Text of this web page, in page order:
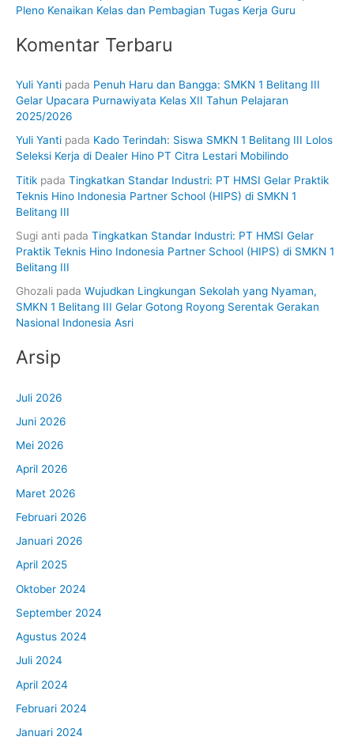
Pleno Kenaikan Kelas dan Pembagian Tugas Kerja Guru
Komentar Terbaru
Yuli Yanti pada Penuh Haru dan Bangga: SMKN 1 Belitang III
Gelar Upacara Purnawiyata Kelas XII Tahun Pelajaran
2025/2026
Yuli Yanti pada Kado Terindah: Siswa SMKN 1 Belitang III Lolos
Seleksi Kerja di Dealer Hino PT Citra Lestari Mobilindo
Titik pada Tingkatkan Standar Industri: PT HMSI Gelar Praktik
Teknis Hino Indonesia Partner School (HIPS) di SMKN 1
Belitang III
Sugi anti pada Tingkatkan Standar Industri: PT HMSI Gelar
Praktik Teknis Hino Indonesia Partner School (HIPS) di SMKN 1
Belitang III
Ghozali pada Wujudkan Lingkungan Sekolah yang Nyaman,
SMKN 1 Belitang III Gelar Gotong Royong Serentak Gerakan
Nasional Indonesia Asri
Arsip
Juli 2026
Juni 2026
Mei 2026
April 2026
Maret 2026
Februari 2026
Januari 2026
April 2025
Oktober 2024
September 2024
Agustus 2024
Juli 2024
April 2024
Februari 2024
Januari 2024